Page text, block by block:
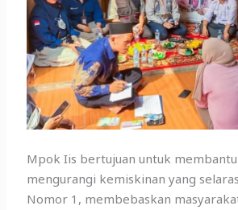
Mpok Iis bertujuan untuk
mengurangi kemiskinan yang
Nomor 1, membebaskan